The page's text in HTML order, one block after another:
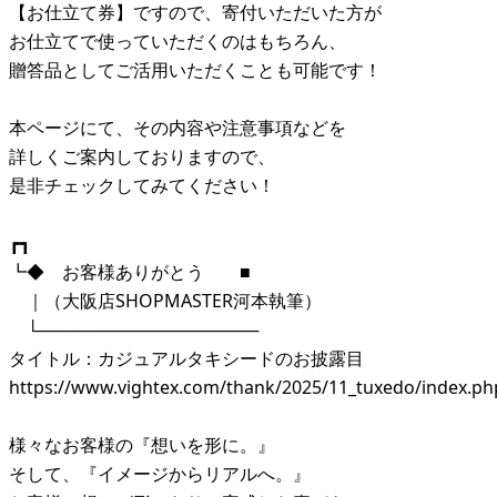
【お仕立て券】ですので、寄付いただいた方が
お仕立てで使っていただくのはもちろん、
贈答品としてご活用いただくことも可能です！
本ページにて、その内容や注意事項などを
詳しくご案内しておりますので、
是非チェックしてみてください！
┏┓
┗◆ お客様ありがとう ■
｜（大阪店SHOPMASTER河本執筆）
└──────────────────
タイトル：カジュアルタキシードのお披露目
https://www.vightex.com/thank/2025/11_tuxedo/
様々なお客様の『想いを形に。』
そして、『イメージからリアルへ。』